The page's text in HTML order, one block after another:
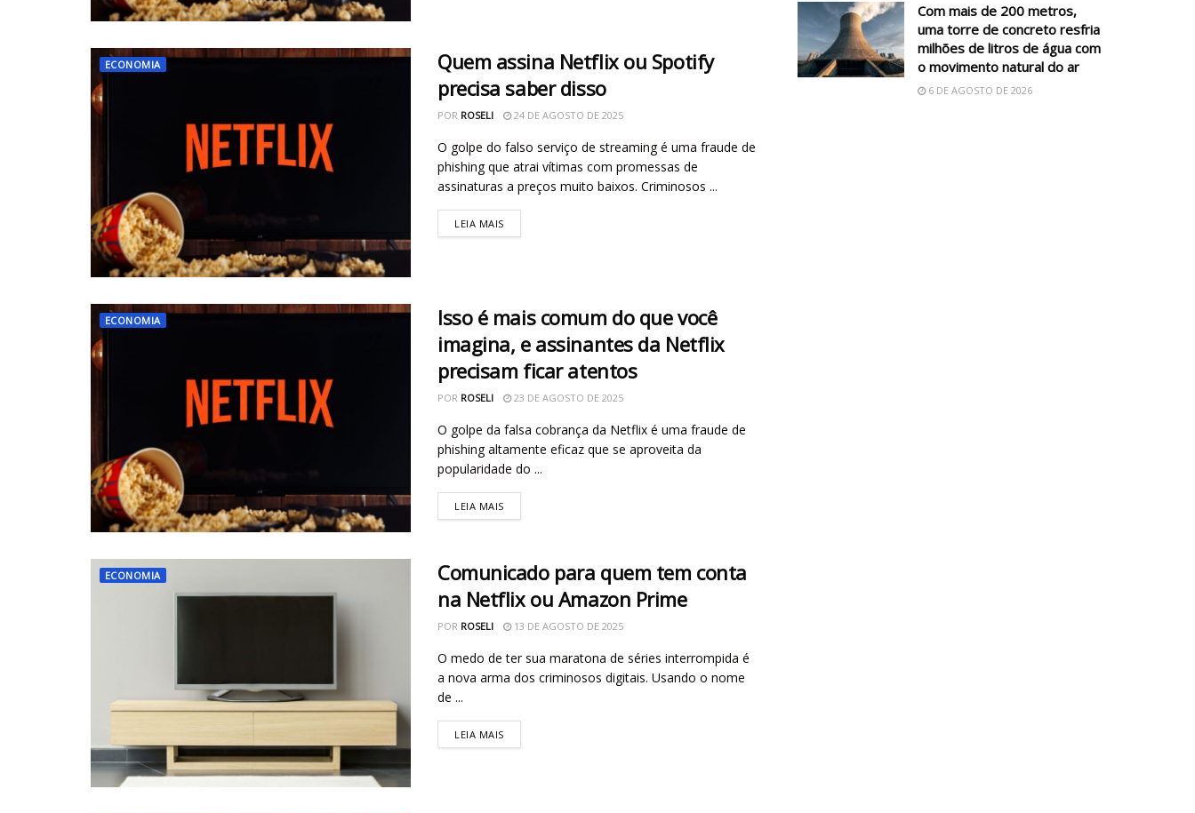
ECONOMIA
Quem assina Netflix ou Spotify
precisa saber disso
POR ROSELI 24 DE AGOSTO DE 2025
O golpe do falso serviço de streaming é uma fraude de
phishing que atrai vítimas com promessas de
assinaturas a preços muito baixos. Criminosos ...
LEIA MAIS
ECONOMIA
Isso é mais comum do que você
imagina, e assinantes da Netflix
precisam ficar atentos
POR ROSELI 23 DE AGOSTO DE 2025
O golpe da falsa cobrança da Netflix é uma fraude de
phishing altamente eficaz que se aproveita da
popularidade do ...
LEIA MAIS
ECONOMIA
Comunicado para quem tem conta
na Netflix ou Amazon Prime
POR ROSELI 13 DE AGOSTO DE 2025
O medo de ter sua maratona de séries interrompida é
a nova arma dos criminosos digitais. Usando o nome
de ...
LEIA MAIS
Com mais de 200 metros,
uma torre de concreto resfria
milhões de litros de água com
o movimento natural do ar
6 DE AGOSTO DE 2026